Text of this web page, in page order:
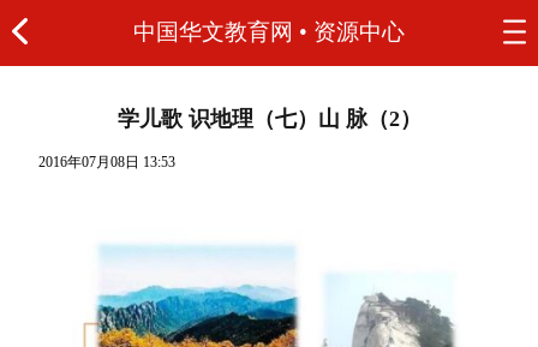
中国华文教育网 • 资源中心
学儿歌 识地理（七）山 脉（2）
2016年07月08日 13:53